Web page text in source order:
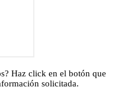
Haz click en el botón que
solicitada.